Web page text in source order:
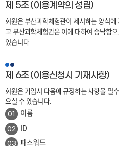
제 5조 (이용계약의 성립)
회원은 부산과학체험관이 제시하는 양식
고 부산과학체험관은 이에 대하여 승낙함
있습니다.
제 6조 (이용신청시 기재사항)
회원은 가입시 다음에 규정하는 사항을 필
으실 수 있습니다.
01 이름
02 ID
03 패스워드